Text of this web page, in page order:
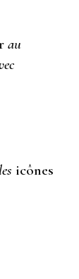
au
icônes